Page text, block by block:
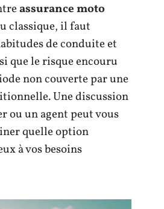
assurance moto
classique, il faut
de conduite et
que le risque encouru
non couverte par une
Une discussion
ou un agent peut vous
quelle option
à vos besoins